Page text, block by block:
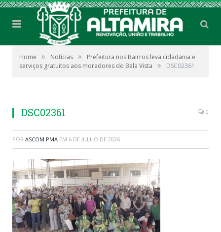
Home » Notícias »
Prefeitura nos Bairros leva cidadania e
serviços gratuitos aos moradores do Bela Vista
» DSC02361
DSC02361 0
POR ASCOM PMA EM 6 DE JULHO DE 2026